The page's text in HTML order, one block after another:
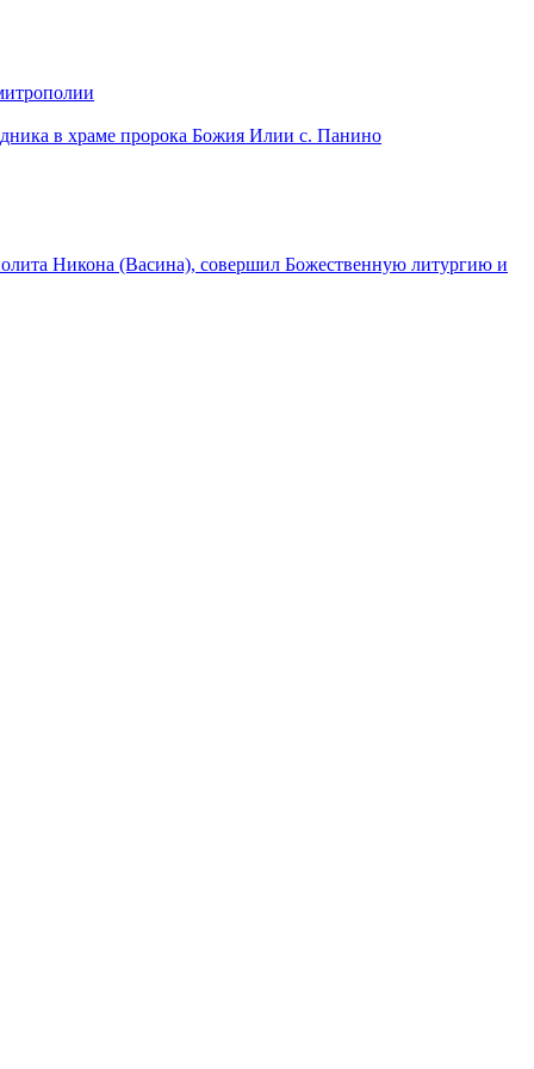
в храме пророка Божия Илии с. Панино
Никона (Васина), совершил Божественную литургию и